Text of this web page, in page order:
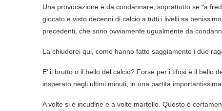
Una provocazione è da condannare, soprattutto se “a
giocato e visto decenni di calcio a tutti i livelli sa
precedenti, che sono ovviamente ugualmente da
La chiuderei qui, come hanno fatto saggiamente i due
E’ il brutto o il bello del calcio? Forse per i tifosi è il bello
insperato negli ultimi minuti, in una partita importantissima.
A volte si è incudine e a volte martello. Questo è